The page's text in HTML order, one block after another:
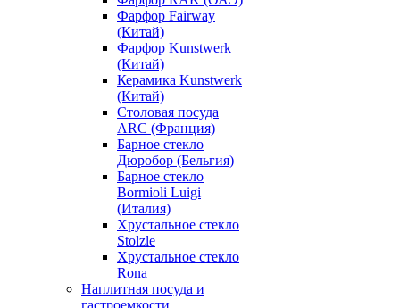
Фарфор Fairway
(Китай)
Фарфор Kunstwerk
(Китай)
Керамика Kunstwerk
(Китай)
Столовая посуда
ARC (Франция)
Барное стекло
Дюробор (Бельгия)
Барное стекло
Bormioli Luigi
(Италия)
Хрустальное стекло
Stolzle
Хрустальное стекло
Rona
Наплитная посуда и
гастроемкости